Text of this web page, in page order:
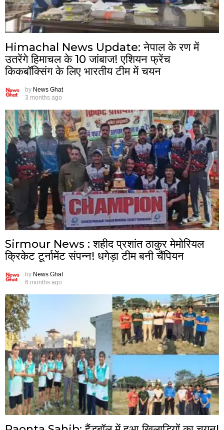
Himachal News Update: नेपाल के रण में
उतरेंगे हिमाचल के 10 जांबाज! एशियन फ्रेंच
किकबॉक्सिंग के लिए भारतीय टीम में चयन
by News Ghat
3 months ago
Sirmour News : शहीद प्रशांत ठाकुर मेमोरियल
क्रिकेट टूर्नामेंट संपन्न! धगेड़ा टीम बनी चैंपियन
by News Ghat
6 months ago